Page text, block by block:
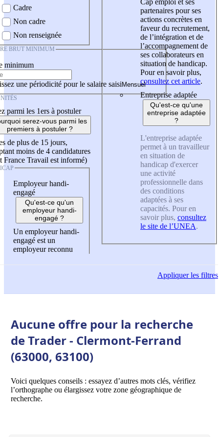
Cadre
Non cadre
Non renseignée
BRUT MINIMUM
minimum
une périodicité pour le salaire saisi
parmi les 1ers à postuler
serez-vous parmi les
premiers à postuler ?
de plus de 15 jours,
moins de 4 candidatures
France Travail est informé)
Employeur handi-
engagé
Qu'est-ce qu'un
employeur handi-
engagé ?
Un employeur handi-
engagé est un
employeur reconnu
partenaires pour ses
actions concrètes en
faveur du recrutement,
de l’intégration et de
l’accompagnement de
ses collaborateurs en
situation de handicap.
Pour en savoir plus,
consultez cet article.
Entreprise adaptée
Qu'est-ce qu'une
entreprise adaptée
?
L'entreprise adaptée
permet à un travailleur
en situation de
handicap d'exercer
une activité
professionnelle dans
des conditions
adaptées à ses
capacités. Pour en
savoir plus, consultez
le site de l’UNEA.
Appliquerles filtres
Aucune offre pour la recherche
de Trader - Clermont-Ferrand
(63000, 63100)
Voici quelques conseils : essayez d’autres mots clés, vérifiez
l’orthographe ou élargissez votre zone géographique de
recherche.